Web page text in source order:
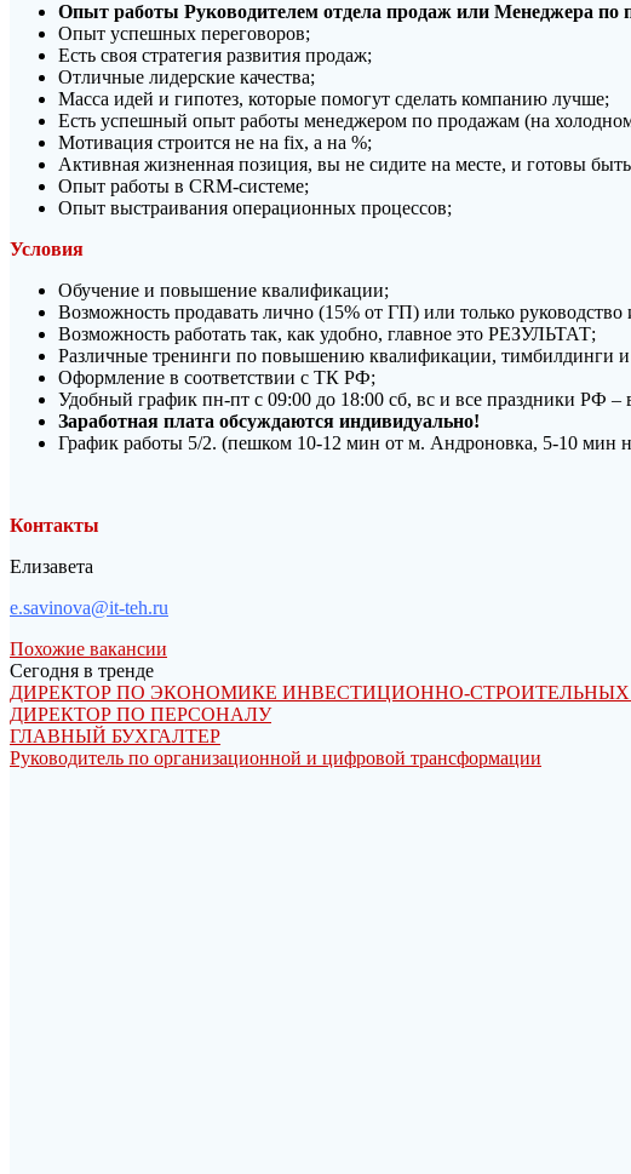
Опыт работы Руководителем отдела продаж или Менеджера по
Опыт успешных переговоров;
Есть своя стратегия развития продаж;
Отличные лидерские качества;
Масса идей и гипотез, которые помогут сделать компанию лучше;
Есть успешный опыт работы менеджером по продажам (на
Мотивация строится не на fix, а на %;
Активная жизненная позиция, вы не сидите на месте, и готовы
Опыт работы в CRM-системе;
Опыт выстраивания операционных процессов;
Условия
Обучение и повышение квалификации;
Возможность продавать лично (15% от ГП) или только руководство
Возможность работать так, как удобно, главное это РЕЗУЛЬТАТ;
Различные тренинги по повышению квалификации, тимбилдинги и
Оформление в соответствии с ТК РФ;
Удобный график пн-пт с 09:00 до 18:00 сб, вс и все праздники РФ –
Заработная плата обсуждаются индивидуально!
График работы 5/2. (пешком 10-12 мин от м. Андроновка, 5-10 мин
Контакты
Елизавета
e.savinova@it-teh.ru
Похожие вакансии
Сегодня в тренде
ДИРЕКТОР ПО ЭКОНОМИКЕ ИНВЕСТИЦИОННО-
ДИРЕКТОР ПО ПЕРСОНАЛУ
ГЛАВНЫЙ БУХГАЛТЕР
Руководитель по организационной и цифровой трансформации